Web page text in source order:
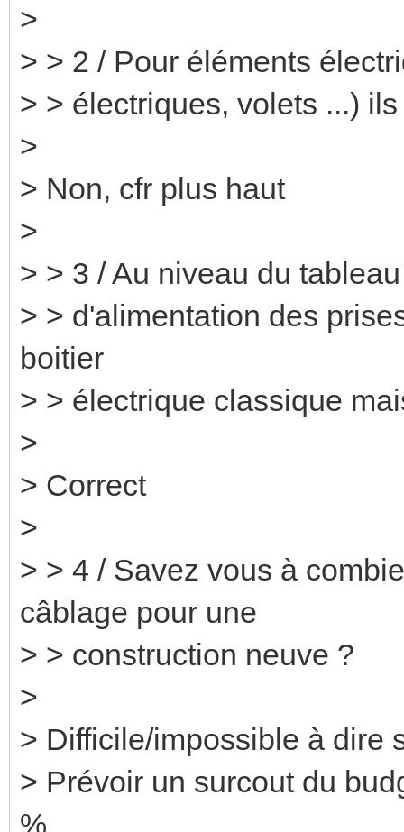
>
> > 2 / Pour éléments
> > électriques, volets ...)
>
> Non, cfr plus haut
>
> > 3 / Au niveau du
> > d'alimentation des
boitier
> > électrique classique
>
> Correct
>
> > 4 / Savez vous à
câblage pour une
> > construction neuve ?
>
> Difficile/impossible à dire
> Prévoir un surcout du
%